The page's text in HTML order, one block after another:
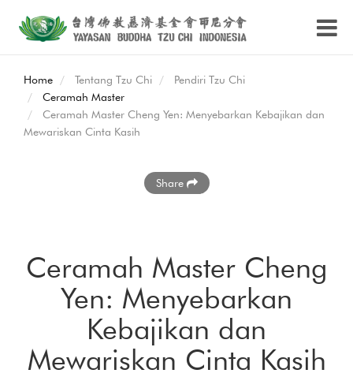
Home Tentang Tzu Chi
Pendiri Tzu Chi
Ceramah Master
Ceramah Master Cheng Yen: Menyebarkan Kebajikan dan
Mewariskan Cinta Kasih
Share
Ceramah Master Cheng
Yen: Menyebarkan
Kebajikan dan
Mewariskan Cinta Kasih